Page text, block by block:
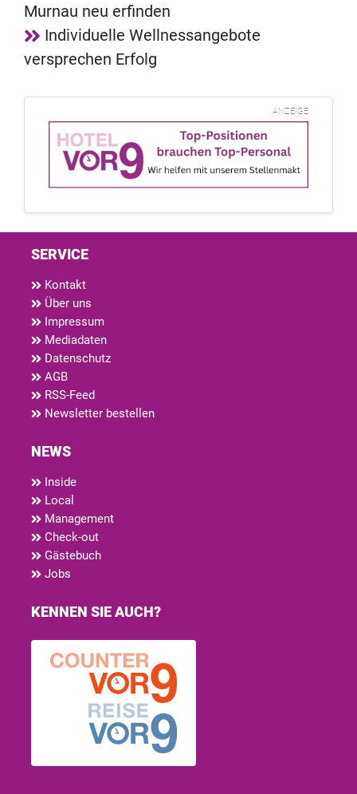
Murnau neu erfinden
Individuelle Wellnessangebote
versprechen Erfolg
ANZEIGE
SERVICE
Kontakt
Über uns
Impressum
Mediadaten
Datenschutz
AGB
RSS-Feed
Newsletter bestellen
NEWS
Inside
Local
Management
Check-out
Gästebuch
Jobs
KENNEN SIE AUCH?